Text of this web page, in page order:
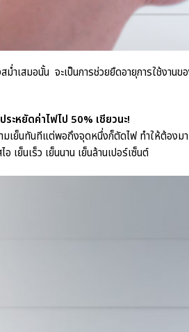
ม่ำเสมอนั้น จะเป็นการช่วยยืดอายุการใช้งา
ะหยัดค่าไฟไป 50% เชียวนะ!
มเย็นทันทีแต่พอถึงจุดหนึ่งก็ตัดไฟ ทำให้ต้องม
เย็นเร็ว เย็นนาน เย็นล้านเปอร์เซ็นต์